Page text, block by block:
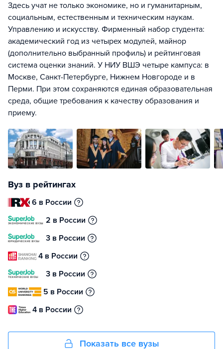
Здесь учат не только экономике, но и гуманитарным,
социальным, естественным и техническим наукам.
Управлению и искусству. Фирменный набор студента:
академический год из четырех модулей, майнор
(дополнительно выбранный профиль) и рейтинговая
система оценки знаний. У НИУ ВШЭ четыре кампуса: в
Москве, Санкт-Петербурге, Нижнем Новгороде и в
Перми. При этом сохраняются единая образовательная
среда, общие требования к качеству образования и
приему.
Вуз в рейтингах
6 в России
2 в России
3 в России
4 в России
3 в России
5 в России
4 в России
Показать все вузы